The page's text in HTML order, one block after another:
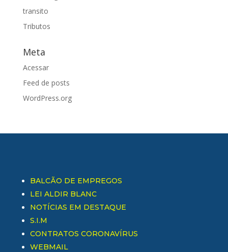
transito
Tributos
Meta
Acessar
Feed de posts
WordPress.org
BALCÃO DE EMPREGOS
LEI ALDIR BLANC
NOTÍCIAS EM DESTAQUE
S.I.M
CONTRATOS CORONAVÍRUS
WEBMAIL